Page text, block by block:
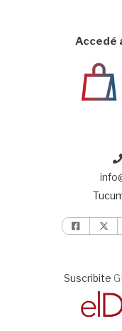
Accedé
Suscribite